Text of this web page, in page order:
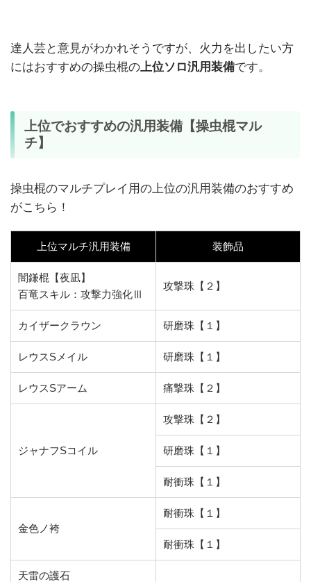
達人芸と意見がわかれそうですが、火力を出したい方
にはおすすめの操虫棍の 上位ソロ汎用装備です。
上位でおすすめの汎用装備【操虫棍マル
チ】
操虫棍のマルチプレイ用の上位の汎用装備のおすすめ
がこちら！
上位マルチ汎用装備 装飾品
闇鎌棍【夜凪】
百竜スキル：攻撃力強化Ⅲ
攻撃珠【２】
カイザークラウン 研磨珠【１】
レウスSメイル 研磨珠【１】
レウスSアーム 痛撃珠【２】
ジャナフSコイル
攻撃珠【２】
研磨珠【１】
耐衝珠【１】
金色ノ袴
耐衝珠【１】
耐衝珠【１】
天雷の護石